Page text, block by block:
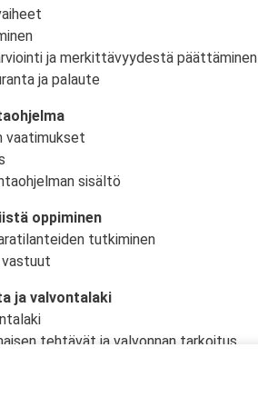
ja merkittävyydestä päättäminen
ja palaute
vaatimukset
sisältö
oppiminen
tutkiminen
ja valvontalaki
tehtävät ja valvonnan tarkoitus